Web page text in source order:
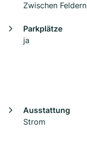
Zwischen Feldern
Parkplätze
ja
Ausstattung
Strom